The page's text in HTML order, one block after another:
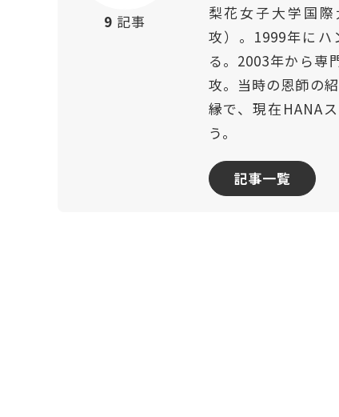
9 記事
梨花女子大学国
攻）。1999年に
る。2003年から専
攻。当時の恩師の
縁で、現在HANA
う。
記事一覧